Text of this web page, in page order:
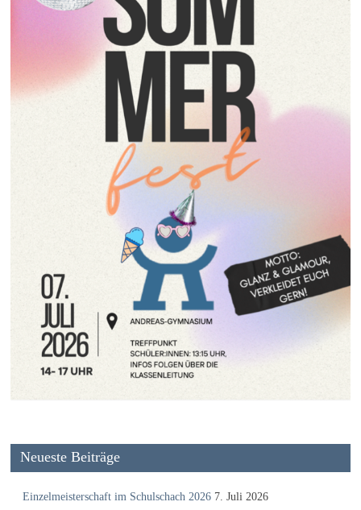
Neueste Beiträge
Einzelmeisterschaft im Schulschach 2026 7. Juli 2026